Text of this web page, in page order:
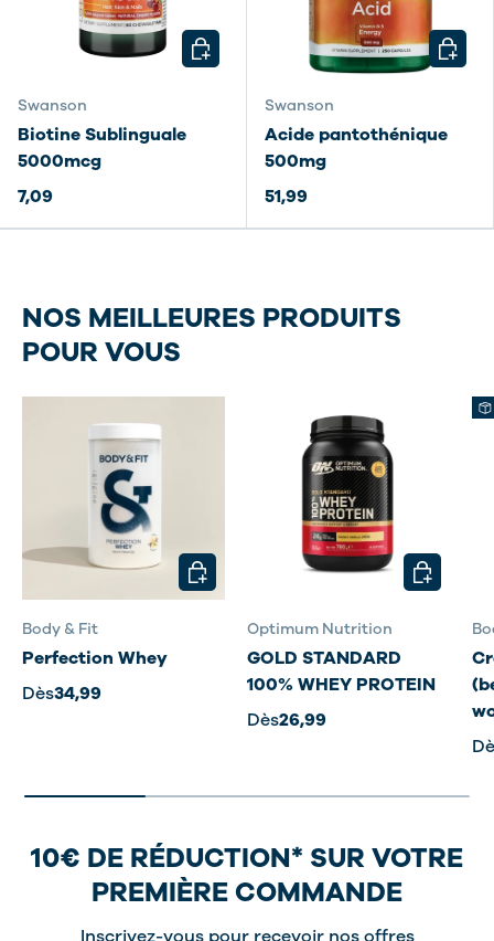
Swanson
Biotine Sublinguale
5000mcg
7,09
CHOISIR LES OPTIONS
Swanson
Acide pantothénique
500mg
51,99
NOS MEILLEURES PRODUITS
POUR VOUS
Body & Fit
Perfection Whey
Dès34,99
CHOISIR LES OPTIONS
Optimum Nutrition
GOLD STANDARD
100% WHEY PROTEIN
Dès26,99
CHOISIR
10€ DE RÉDUCTION* SUR VOTRE
PREMIÈRE COMMANDE